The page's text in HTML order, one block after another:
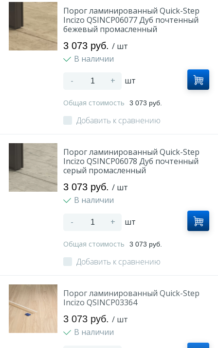
Порог ламинированный Quick-Step
Incizo QSINCP06077 Дуб почтенный
бежевый промасленный
3 073 руб. / шт
В наличии
- + шт
Общая стоимость 3 073 руб.
Добавить к сравнению
Порог ламинированный Quick-Step
Incizo QSINCP06078 Дуб почтенный
серый промасленный
3 073 руб. / шт
В наличии
- + шт
Общая стоимость 3 073 руб.
Добавить к сравнению
Порог ламинированный Quick-Step
Incizo QSINCP03364
3 073 руб. / шт
В наличии